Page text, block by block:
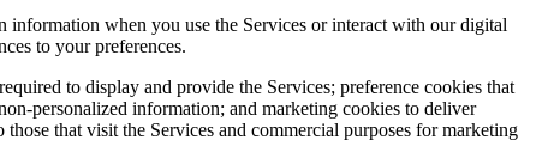
when you use the Services or interact with our digital
to your preferences.
to display and provide the Services; preference cookies that
personalized information; and marketing cookies to deliver
that visit the Services and commercial purposes for marketing